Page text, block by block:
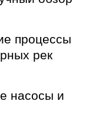
процессы
рек
насосы и